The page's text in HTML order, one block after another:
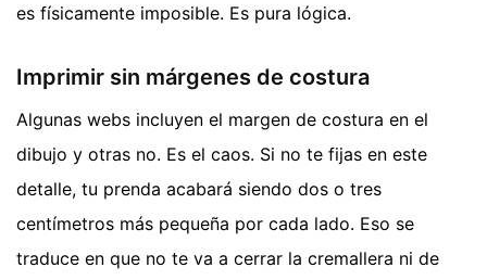
es físicamente imposible. Es pura lógica.
Imprimir sin márgenes de costura
Algunas webs incluyen el margen de costura en el
dibujo y otras no. Es el caos. Si no te fijas en este
detalle, tu prenda acabará siendo dos o tres
centímetros más pequeña por cada lado. Eso se
traduce en que no te va a cerrar la cremallera ni de